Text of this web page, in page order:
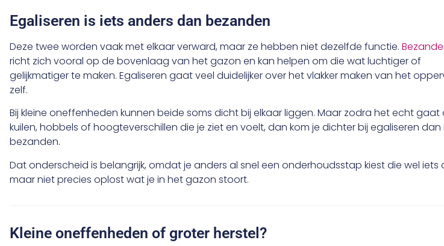
Egaliseren is iets anders dan bezanden
Deze twee worden vaak met elkaar verward, maar ze hebben niet dezelfde functie.
richt zich vooral op de bovenlaag van het gazon en kan helpen om die wat luchtiger of
gelijkmatiger te maken. Egaliseren gaat veel duidelijker over het vlakker maken van het
zelf.
Bij kleine oneffenheden kunnen beide soms dicht bij elkaar liggen. Maar zodra het echt gaat
kuilen, hobbels of hoogteverschillen die je ziet en voelt, dan kom je dichter bij egaliseren dan
bezanden.
Dat onderscheid is belangrijk, omdat je anders al snel een onderhoudsstap kiest die wel iets
maar niet precies oplost wat je in het gazon stoort.
Kleine oneffenheden of groter herstel?